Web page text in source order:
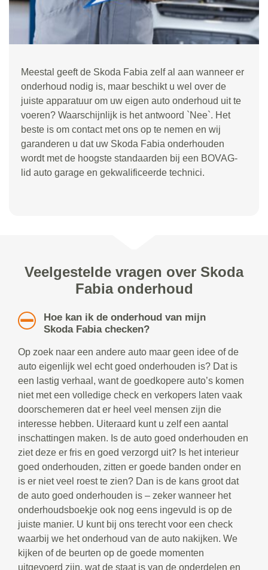
Meestal geeft de Skoda Fabia zelf al aan wanneer er
onderhoud nodig is, maar beschikt u wel over de
juiste apparatuur om uw eigen auto onderhoud uit te
voeren? Waarschijnlijk is het antwoord `Nee`. Het
beste is om contact met ons op te nemen en wij
garanderen u dat uw Skoda Fabia onderhouden
wordt met de hoogste standaarden bij een BOVAG-
lid auto garage en gekwalificeerde technici.
Veelgestelde vragen over Skoda
Fabia onderhoud
Hoe kan ik de onderhoud van mijn
Skoda Fabia checken?
Op zoek naar een andere auto maar geen idee of de
auto eigenlijk wel echt goed onderhouden is? Dat is
een lastig verhaal, want de goedkopere auto’s komen
niet met een volledige check en verkopers laten vaak
doorschemeren dat er heel veel mensen zijn die
interesse hebben. Uiteraard kunt u zelf een aantal
inschattingen maken. Is de auto goed onderhouden en
ziet deze er fris en goed verzorgd uit? Is het interieur
goed onderhouden, zitten er goede banden onder en
is er niet veel roest te zien? Dan is de kans groot dat
de auto goed onderhouden is – zeker wanneer het
onderhoudsboekje ook nog eens ingevuld is op de
juiste manier. U kunt bij ons terecht voor een check
waarbij we het onderhoud van de auto nakijken. We
kijken of de beurten op de goede momenten
uitgevoerd zijn, wat de staat is van de onderdelen en